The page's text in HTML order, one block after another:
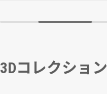
3Dコレクション